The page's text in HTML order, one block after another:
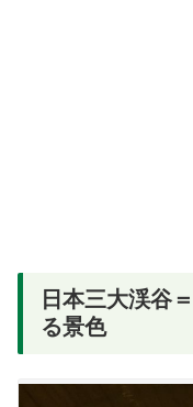
日本三大渓谷＝
る景色